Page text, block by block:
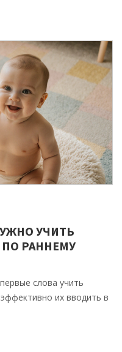
УЧИТЬ
РАННЕМУ
слова учить
их вводить в